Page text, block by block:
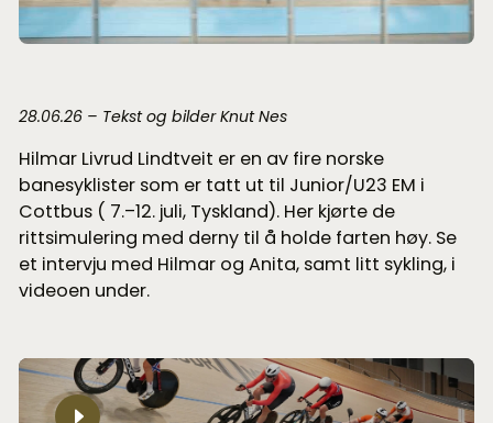
28.06.26 – Tekst og bilder Knut Nes
Hilmar Livrud Lindtveit er en av fire norske
banesyklister som er tatt ut til Junior/U23 EM i
Cottbus ( 7.–12. juli, Tyskland). Her kjørte de
rittsimulering med derny til å holde farten høy. Se
et intervju med Hilmar og Anita, samt litt sykling, i
videoen under.
Spill